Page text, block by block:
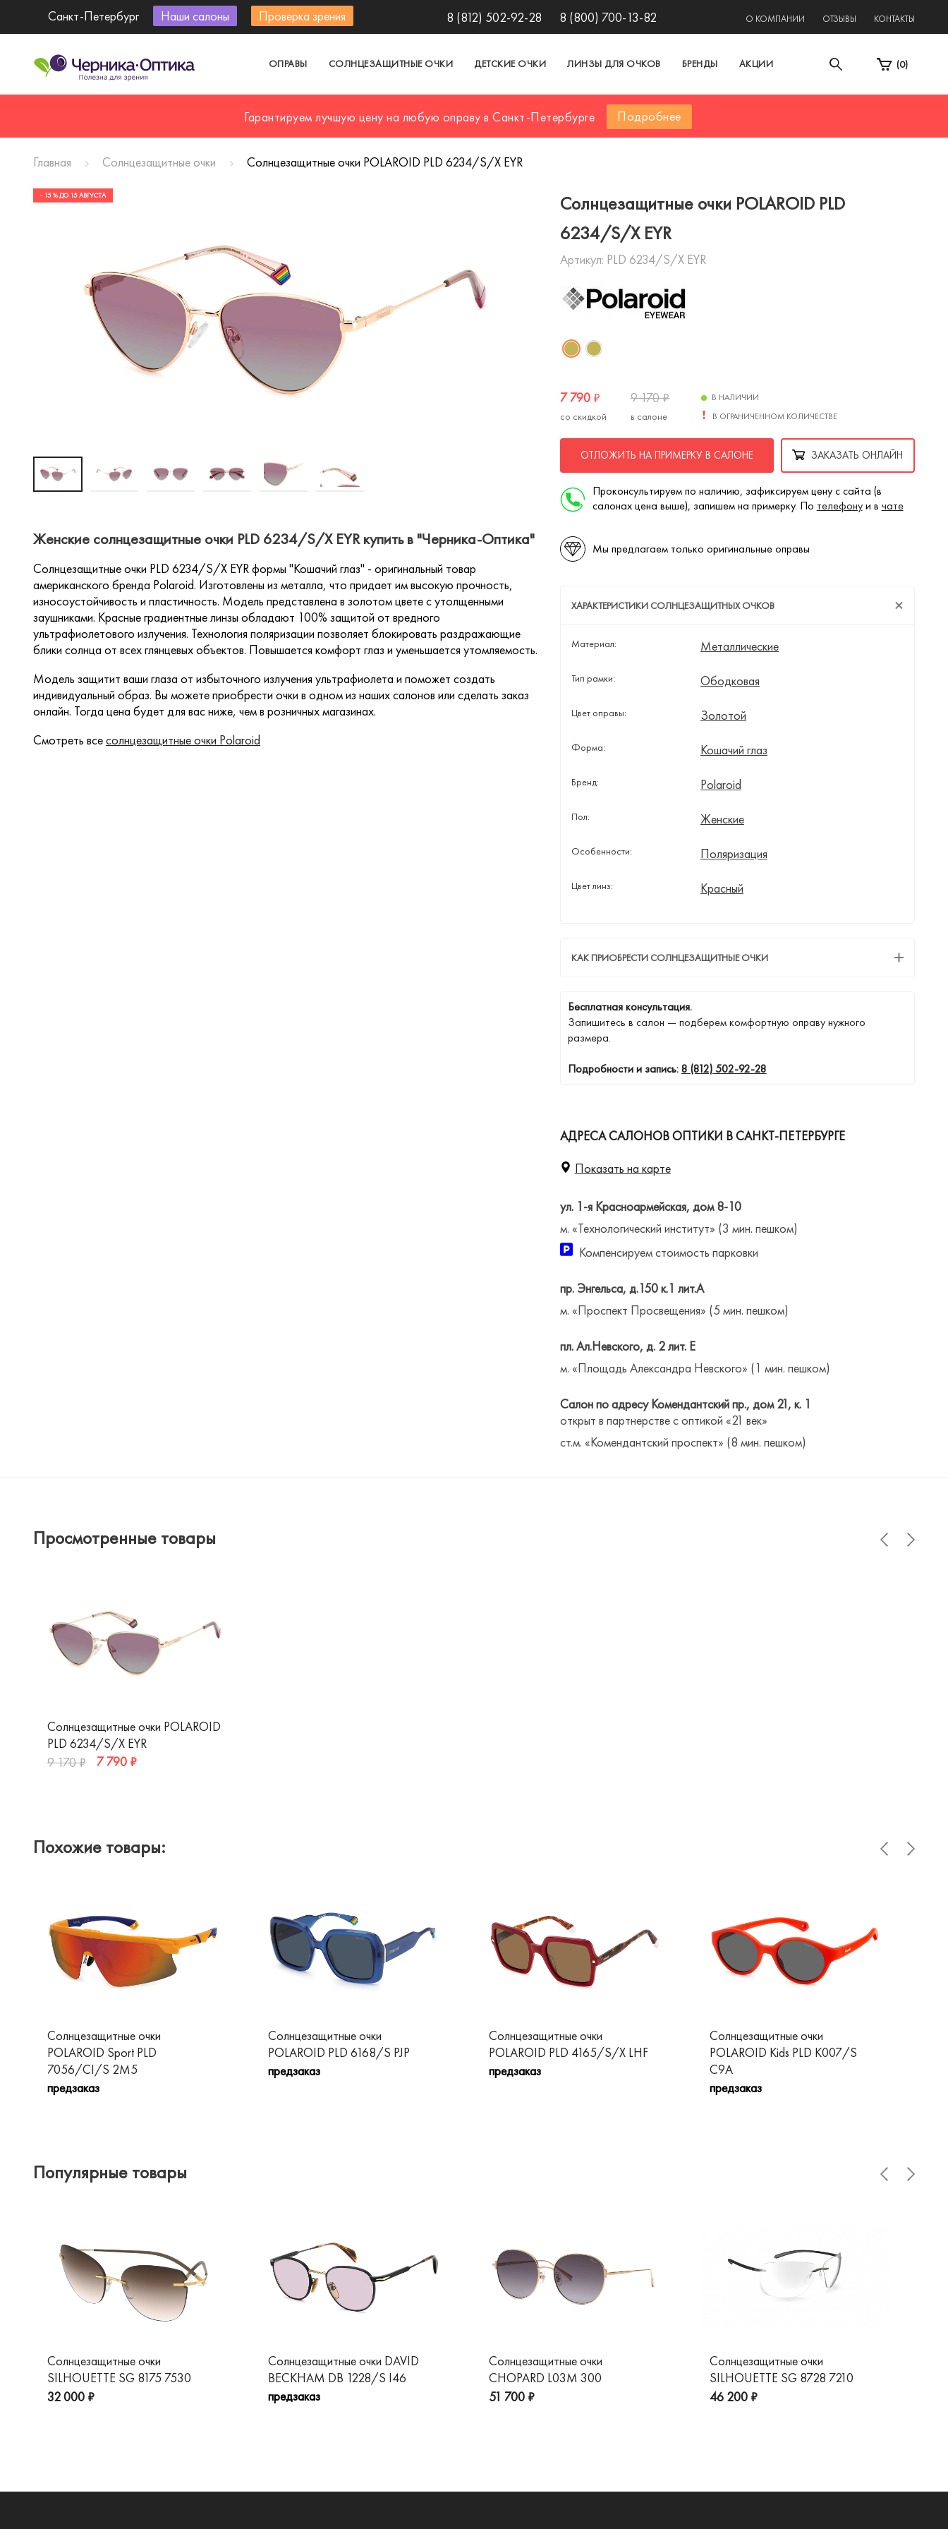
Санкт-Петербург Наши салоны Проверка зрения 8 (812) 502-92-28 8 (800) 700-13-82 О КОМПАНИИ ОТЗЫВЫ КОНТАКТЫ
ОПРАВЫ СОЛНЦЕЗАЩИТНЫЕ ОЧКИ ДЕТСКИЕ ОЧКИ ЛИНЗЫ ДЛЯ ОЧКОВ БРЕНДЫ АКЦИИ (0)
Гарантируем лучшую цену на любую оправу в Санкт-Петербурге Подробнее
Главная Солнцезащитные очки Солнцезащитные очки POLAROID PLD 6234/S/X EYR
Солнцезащитные очки POLAROID PLD
6234/S/X EYR
Артикул: PLD 6234/S/X EYR
7 790 ₽
со скидкой
9 170₽
в салоне
В НАЛИЧИИ
В ОГРАНИЧЕННОМ КОЛИЧЕСТВЕ
ОТЛОЖИТЬ НА ПРИМЕРКУ В САЛОНЕ ЗАКАЗАТЬ ОНЛАЙН
Проконсультируем по наличию, зафиксируем цену с сайта (в
салонах цена выше), запишем на примерку. По телефонуи в чате
Мы предлагаем только оригинальные оправы
ХАРАКТЕРИСТИКИ СОЛНЦЕЗАЩИТНЫХ ОЧКОВ
Материал: Металлические
Тип рамки: Ободковая
Цвет оправы: Золотой
Форма: Кошачий глаз
Бренд: Polaroid
Пол: Женские
Особенности: Поляризация
Цвет линз: Красный
КАК ПРИОБРЕСТИ СОЛНЦЕЗАЩИТНЫЕ ОЧКИ
Бесплатная консультация.
Запишитесь в салон — подберем комфортную оправу нужного
размера.
Подробности и запись:8 (812) 502-92-28
АДРЕСА САЛОНОВ ОПТИКИ В САНКТ-ПЕТЕРБУРГЕ
Показать на карте
ул. 1-я Красноармейская, дом 8-10
м. «Технологический институт» (3 мин. пешком)
Компенсируем стоимость парковки
пр. Энгельса, д.150 к.1 лит.А
м. «Проспект Просвещения» (5 мин. пешком)
пл. Ал.Невского, д. 2 лит. Е
м. «Площадь Александра Невского» (1 мин. пешком)
Салон по адресу Комендантский пр., дом 21, к. 1
открыт в партнерстве с оптикой «21 век»
ст.м. «Комендантский проспект» (8 мин. пешком)
- 15 % ДО 15 АВГУСТА
Женские солнцезащитные очки PLD 6234/S/X EYR купить в "Черника-Оптика"
Солнцезащитные очки PLD 6234/S/X EYR формы "Кошачий глаз" - оригинальный товар
американского бренда Polaroid. Изготовлены из металла, что придает им высокую прочность,
износоустойчивость и пластичность. Модель представлена в золотом цвете с утолщенными
заушниками. Красные градиентные линзы обладают 100% защитой от вредного
ультрафиолетового излучения. Технология поляризации позволяет блокировать раздражающие
блики солнца от всех глянцевых объектов. Повышается комфорт глаз и уменьшается утомляемость.
Модель защитит ваши глаза от избыточного излучения ультрафиолета и поможет создать
индивидуальный образ. Вы можете приобрести очки в одном из наших салонов или сделать заказ
онлайн. Тогда цена будет для вас ниже, чем в розничных магазинах.
Смотреть всесолнцезащитные очки Polaroid
Просмотренные товары
Солнцезащитные очки POLAROID
PLD 6234/S/X EYR
9 170 ₽
7 790 ₽
Похожие товары:
Солнцезащитные очки
POLAROID Sport PLD
7056/CI/S 2M5
предзаказ
Солнцезащитные очки
POLAROID PLD 6168/S PJP
предзаказ
Солнцезащитные очки
POLAROID PLD 4165/S/X LHF
предзаказ
Солнцезащитные очки
POLAROID Kids PLD K007/S
C9A
предзаказ
Популярные товары
Солнцезащитные очки
SILHOUETTE SG 8175 7530
32 000 ₽
Солнцезащитные очки DAVID
BECKHAM DB 1228/S I46
предзаказ
Солнцезащитные очки
CHOPARD L03M 300
51 700 ₽
Солнцезащитные очки
SILHOUETTE SG 8728 7210
46 200 ₽